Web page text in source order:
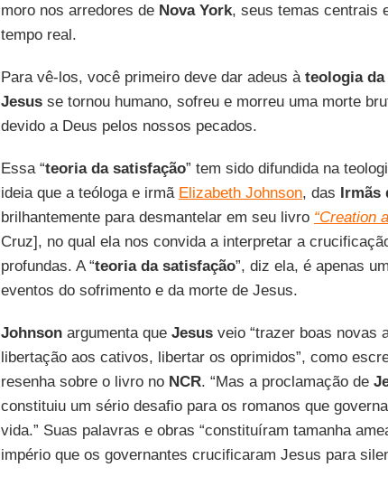
moro nos arredores de Nova York, seus temas centrais
tempo real.
Para vê-los, você primeiro deve dar adeus à teologia da
Jesusse tornou humano, sofreu e morreu uma morte
devido a Deus pelos nossos pecados.
Essa “teoria da satisfação” tem sido difundida na
ideia que a teóloga e irmã Elizabeth Johnson, das Irmãs
brilhantemente para desmantelar em seu livro “Creation
Cruz], no qual ela nos convida a interpretar a
profundas. A “teoria da satisfação”, diz ela, é apenas
eventos do sofrimento e da morte de Jesus.
Johnsonargumenta que Jesusveio “trazer boas novas
libertação aos cativos, libertar os oprimidos”, como
resenha sobre o livro no NCR. “Mas a proclamação de
constituiu um sério desafio para os romanos que
vida.” Suas palavras e obras “constituíram tamanha
império que os governantes crucificaram Jesus para